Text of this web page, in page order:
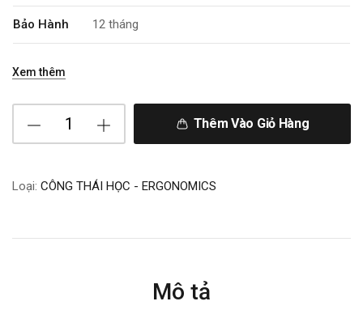
Bảo Hành 12 tháng
Xem thêm
Thêm Vào Giỏ Hàng
Loại: CÔNG THÁI HỌC - ERGONOMICS
Mô tả